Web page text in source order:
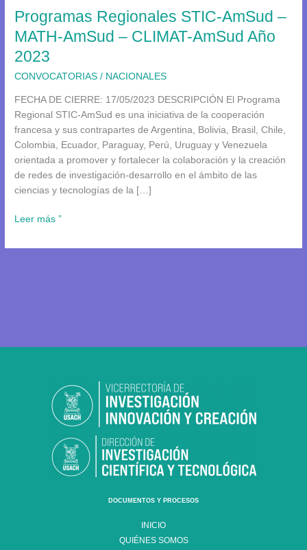
Programas Regionales STIC-AmSud –
MATH-AmSud – CLIMAT-AmSud Año
2023
CONVOCATORIAS / NACIONALES
FECHA DE CIERRE: 17/05/2023 DESCRIPCIÓN El Programa
Regional STIC-AmSud es una iniciativa de la cooperación
francesa y sus contrapartes de Argentina, Bolivia, Brasil, Chile,
Colombia, Ecuador, Paraguay, Perú, Uruguay y Venezuela
orientada a promover y fortalecer la colaboración y la creación
de redes de investigación-desarrollo en el ámbito de las
ciencias y tecnologías de la […]
–
CLIMAT-
AmSud
Año
2023
Leer más ”
DOCUMENTOS Y PROCESOS
INICIO
QUIÉNES SOMOS